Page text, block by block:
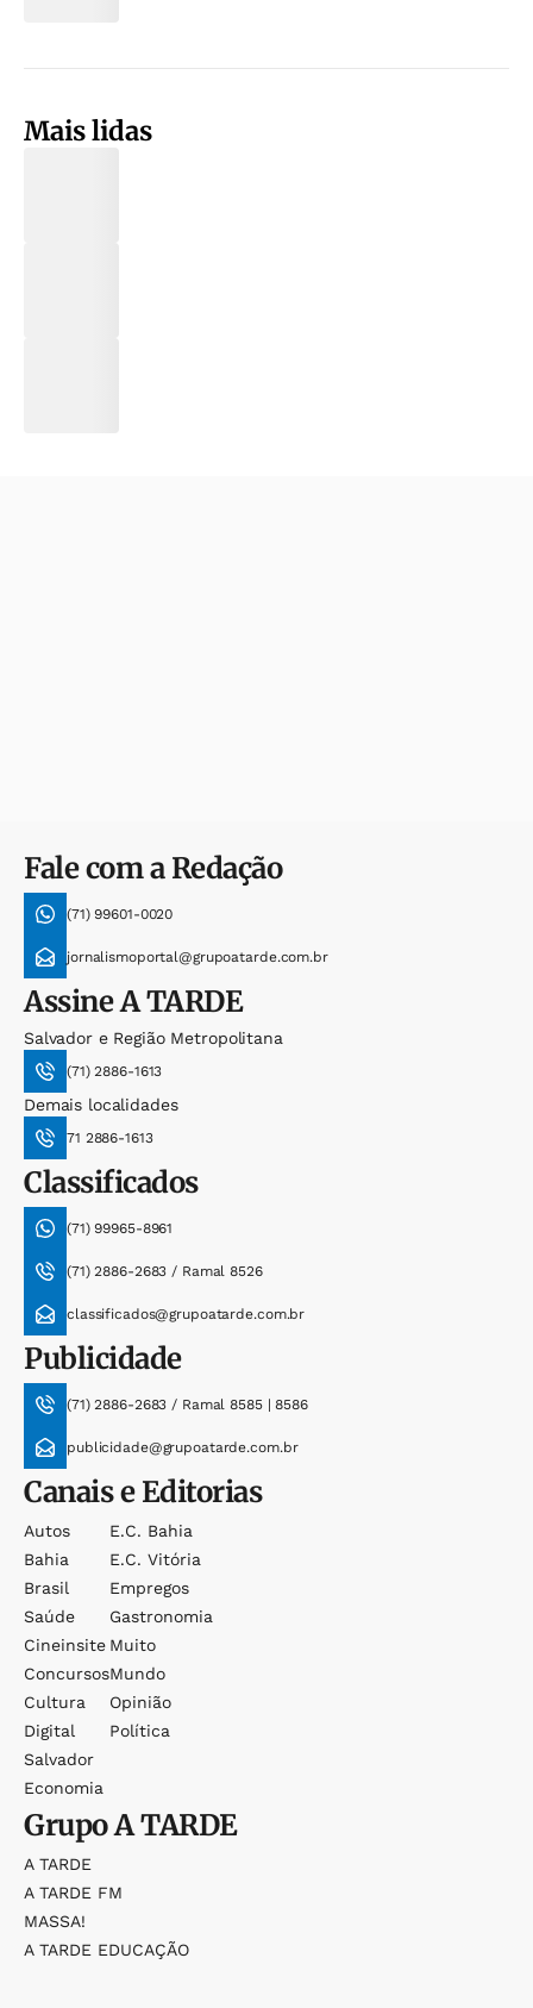
Mais lidas
Fale com a Redação
(71) 99601-0020
jornalismoportal@grupoatarde.com.br
AssineA TARDE
Salvador e Região Metropolitana
(71) 2886-1613
Demais localidades
71 2886-1613
Classificados
(71) 99965-8961
(71) 2886-2683 / Ramal 8526
classificados@grupoatarde.com.br
Publicidade
(71) 2886-2683 / Ramal 8585 | 8586
publicidade@grupoatarde.com.br
Canais e Editorias
Autos
Bahia
Brasil
Saúde
Cineinsite
Concursos
Cultura
Digital
Salvador
Economia
E.c. Bahia
E.c. Vitória
Empregos
Gastronomia
Muito
Mundo
Opinião
Política
GrupoA TARDE
A TARDE
A TARDE FM
MASSA!
A TARDE EDUCAÇÃO